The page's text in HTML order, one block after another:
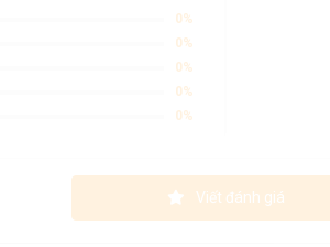
0%
0%
0%
0%
0%
Viết đánh giá